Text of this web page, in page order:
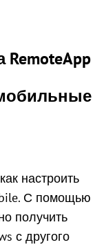
мобильные
настроить
С помощью
получить
с другого